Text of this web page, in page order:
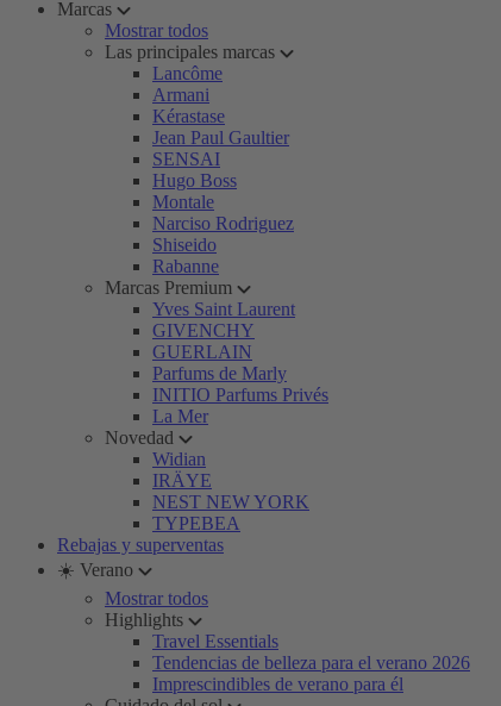
Marcas
Mostrar todos
Las principales marcas
Lancôme
Armani
Kérastase
Jean Paul Gaultier
SENSAI
Hugo Boss
Montale
Narciso Rodriguez
Shiseido
Rabanne
Marcas Premium
Yves Saint Laurent
GIVENCHY
GUERLAIN
Parfums de Marly
INITIO Parfums Privés
La Mer
Novedad
Widian
IRÄYE
NEST NEW YORK
TYPEBEA
Rebajas y superventas
☀️ Verano
Mostrar todos
Highlights
Travel Essentials
Tendencias de belleza para el verano 2026
Imprescindibles de verano para él